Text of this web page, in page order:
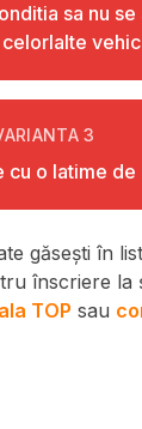
sa nu se
3
cu o latime de
găsești în
înscriere la
TOP sau